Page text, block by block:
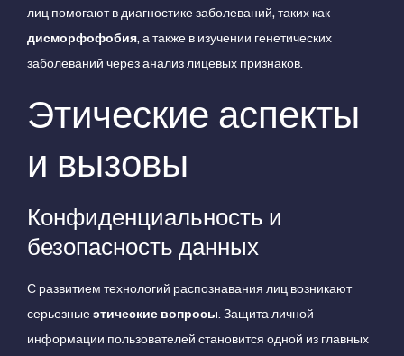
лиц помогают в диагностике заболеваний, таких как
дисморфофобия, а также в изучении генетических
заболеваний через анализ лицевых признаков.
Этические аспекты
и вызовы
Конфиденциальность и
безопасность данных
С развитием технологий распознавания лиц возникают
серьезныеэтические вопросы. Защита личной
информации пользователей становится одной из главных